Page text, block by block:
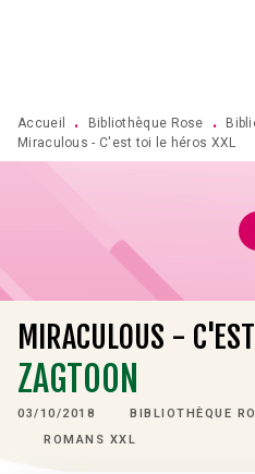
Accueil • Bibliothèque Rose •
Miraculous - C'est toi le héros XXL
MIRACULOUS -
ZAGTOON
03/10/2018
BIBLIOTHÈQUE
ROMANS XXL